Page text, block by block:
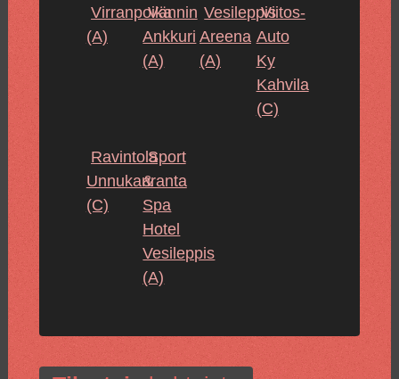
Virranpoika
(A)
Vännin
Ankkuri
(A)
Vesileppis
Areena
(A)
Viitos-
Auto
Ky
Kahvila
(C)
Ravintola
Unnukanranta
(C)
Sport
&
Spa
Hotel
Vesileppis
(A)